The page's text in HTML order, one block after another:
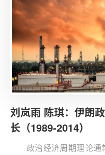
圈”内的穆斯林管理，一
意图在西北构建独立的
推进东南亚穆斯林的宣抚
速扩大战果的重要原因
与德意串联、从西向包
向推动构建“大东亚秩序
刘岚雨 陈琪：伊朗
长（1989-2014）
政治经济周期理论